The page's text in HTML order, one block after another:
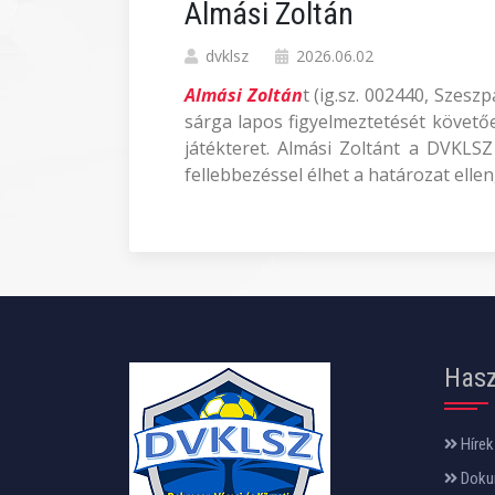
Almási Zoltán
dvklsz 2026.06.02
Almási Zoltánt (ig.sz. 002440,
sárga lapos figyelmeztetését
játékteret. Almási Zoltánt a
fellebbezéssel élhet a határozat
Hírek